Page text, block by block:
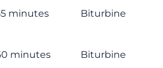
minutes Biturbine
minutes Biturbine